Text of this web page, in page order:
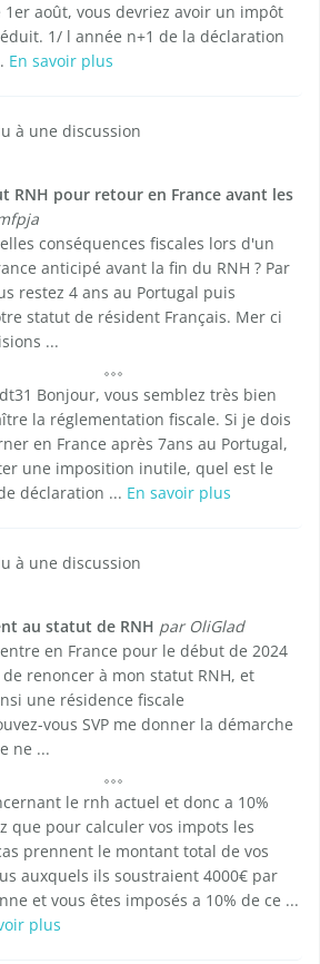
1er août, vous devriez avoir un impôt
1/ l année n+1 de la déclaration
En savoir plus
à une discussion
RNH pour retour en France avant les
conséquences fiscales lors d'un
anticipé avant la fin du RNH ? Par
restez 4 ans au Portugal puis
statut de résident Français. Mer ci
...
Bonjour, vous semblez très bien
la réglementation fiscale. Si je dois
en France après 7ans au Portugal,
une imposition inutile, quel est le
déclaration ... En savoir plus
à une discussion
au statut de RNH par OliGlad
en France pour le début de 2024
renoncer à mon statut RNH, et
une résidence fiscale
vous SVP me donner la démarche
ne ...
le rnh actuel et donc a 10%
que pour calculer vos impots les
prennent le montant total de vos
auxquels ils soustraient 4000€ par
et vous êtes imposés a 10% de ce ...
plus